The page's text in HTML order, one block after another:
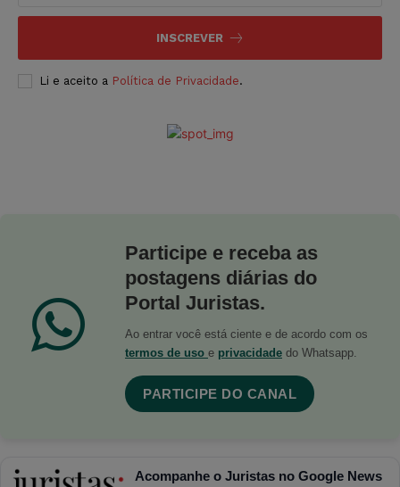
INSCREVER
Li e aceito a Política de Privacidade.
Participe e receba as
postagens diárias do
Portal Juristas.
Ao entrar você está ciente e de acordo com os
termos de uso e privacidade do Whatsapp.
PARTICIPE DO CANAL
Acompanhe o Juristas no Google News